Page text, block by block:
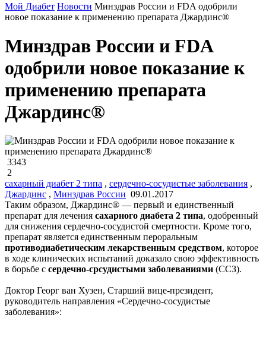
Мой Диабет Новости Минздрав России и FDA одобрили
новое показание к применению препарата Джардинс®
Минздрав России и FDA
одобрили новое показание к
применению препарата
Джардинс®
3343
2
сахарный диабет 2 типа , сердечно-сосудистые заболевания ,
Джардинс , Минздрав России 09.01.2017
Таким образом, Джардинс® — первый и единственный
препарат для лечения сахарного диабета 2 типа, одобренный
для снижения сердечно-сосудистой смертности. Кроме того,
препарат является единственным пероральным
противодиабетическим лекарственным средством, которое
в ходе клинических испытаний доказало свою эффективность
в борьбе с сердечно-срсудистыми заболеваниями (ССЗ).
Доктор Георг ван Хузен, Старший вице-президент,
руководитель направления «Сердечно-сосудистые
заболевания»: